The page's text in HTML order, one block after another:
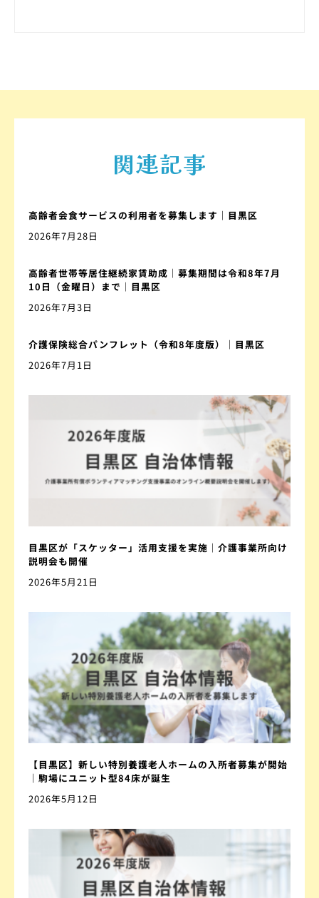
関連記事
高齢者会食サービスの利用者を募集します｜目黒区
2026年7月28日
高齢者世帯等居住継続家賃助成｜募集期間は令和8年7月
10日（金曜日）まで｜目黒区
2026年7月3日
介護保険総合パンフレット（令和8年度版）｜目黒区
2026年7月1日
目黒区が「スケッター」活用支援を実施｜介護事業所向け
説明会も開催
2026年5月21日
【目黒区】新しい特別養護老人ホームの入所者募集が開始
｜駒場にユニット型84床が誕生
2026年5月12日